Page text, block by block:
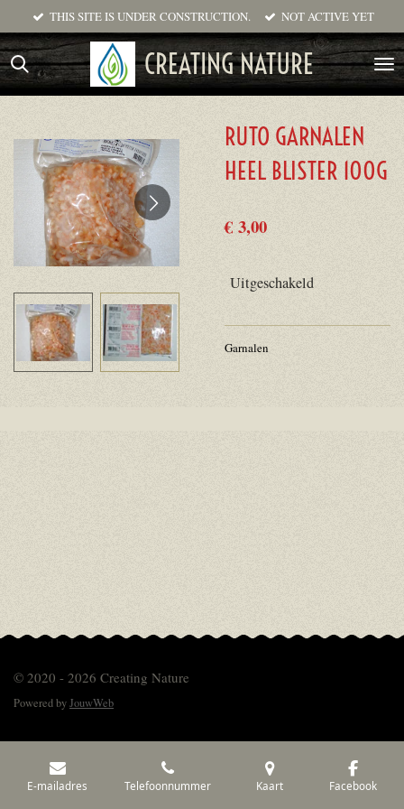
direct
naar
de
CREATING NATURE
THIS SITE IS UNDER CONSTRUCTION. NOT ACTIVE YET
RUTO GARNALEN
HEEL BLISTER 100G
€ 3,00
Uitgeschakeld
Garnalen
© 2020 - 2026 Creating Nature
Powered byJouwWeb
E-mailadres Telefoonnummer Kaart Facebook